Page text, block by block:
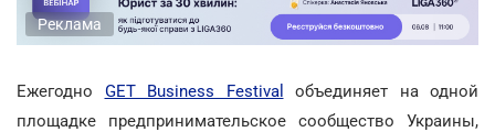
Реклама
Ежегодно GET Business Festival
объединяет на одной
площадке предпринимательское сообщество Украины,